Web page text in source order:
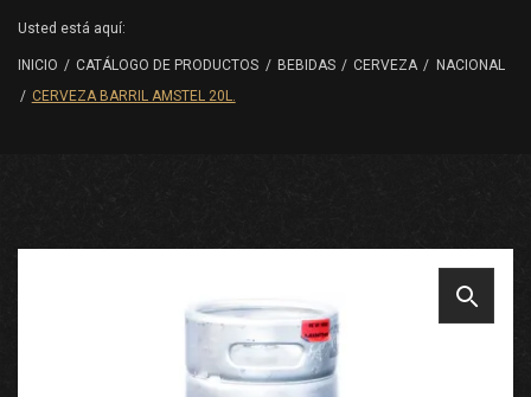
Usted está aquí:
INICIO / CATÁLOGO DE PRODUCTOS / BEBIDAS / CERVEZA / NACIONAL
/ CERVEZA BARRIL AMSTEL 20L.